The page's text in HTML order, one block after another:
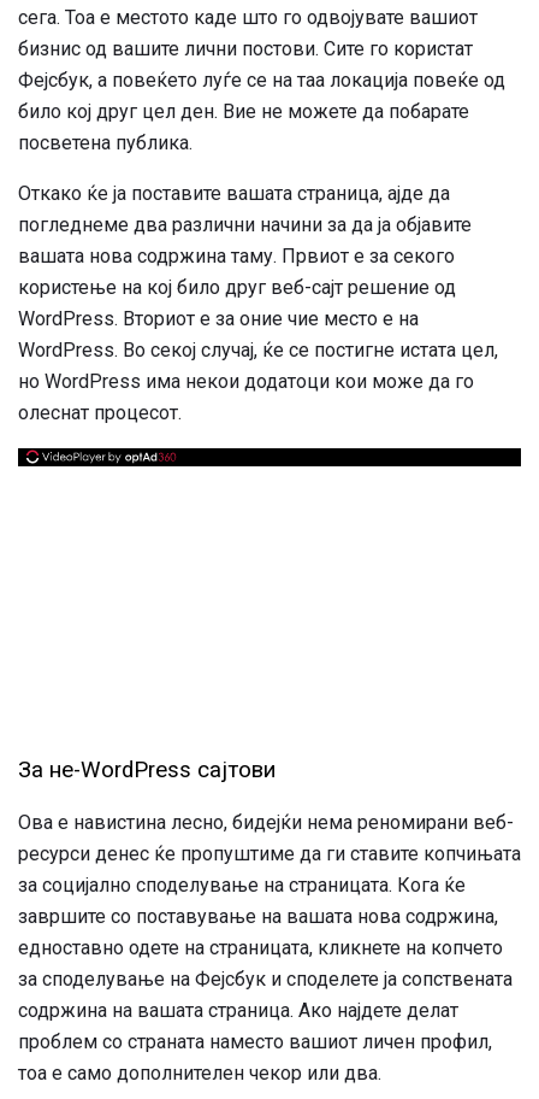
сега. Тоа е местото каде што го одвојувате вашиот
бизнис од вашите лични постови. Сите го користат
Фејсбук, а повеќето луѓе се на таа локација повеќе од
било кој друг цел ден. Вие не можете да побарате
посветена публика.
Откако ќе ја поставите вашата страница, ајде да
погледнеме два различни начини за да ја објавите
вашата нова содржина таму. Првиот е за секого
користење на кој било друг веб-сајт решение од
WordPress. Вториот е за оние чие место е на
WordPress. Во секој случај, ќе се постигне истата цел,
но WordPress има некои додатоци кои може да го
олеснат процесот.
За не-WordPress сајтови
Ова е навистина лесно, бидејќи нема реномирани веб-
ресурси денес ќе пропуштиме да ги ставите копчињата
за социјално споделување на страницата. Кога ќе
завршите со поставување на вашата нова содржина,
едноставно одете на страницата, кликнете на копчето
за споделување на Фејсбук и споделете ја сопствената
содржина на вашата страница. Ако најдете делат
проблем со страната наместо вашиот личен профил,
тоа е само дополнителен чекор или два.